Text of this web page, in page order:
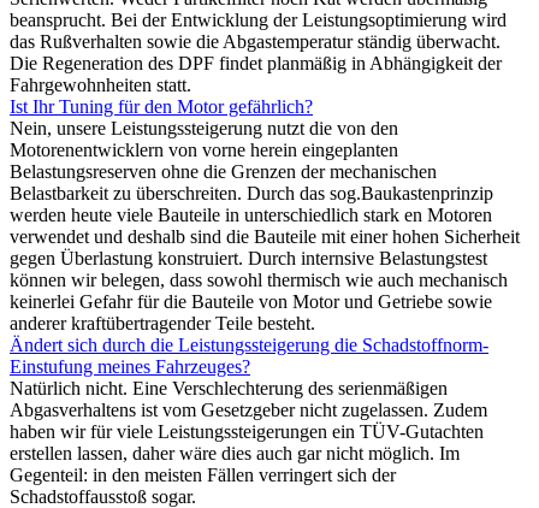
beansprucht. Bei der Entwicklung der Leistungsoptimierung wird
das Rußverhalten sowie die Abgastemperatur ständig überwacht.
Die Regeneration des DPF findet planmäßig in Abhängigkeit der
Fahrgewohnheiten statt.
Ist Ihr Tuning für den Motor gefährlich?
Nein, unsere Leistungssteigerung nutzt die von den
Motorenentwicklern von vorne herein eingeplanten
Belastungsreserven ohne die Grenzen der mechanischen
Belastbarkeit zu überschreiten. Durch das sog.Baukastenprinzip
werden heute viele Bauteile in unterschiedlich stark en Motoren
verwendet und deshalb sind die Bauteile mit einer hohen Sicherheit
gegen Überlastung konstruiert. Durch internsive Belastungstest
können wir belegen, dass sowohl thermisch wie auch mechanisch
keinerlei Gefahr für die Bauteile von Motor und Getriebe sowie
anderer kraftübertragender Teile besteht.
Ändert sich durch die Leistungssteigerung die Schadstoffnorm-
Einstufung meines Fahrzeuges?
Natürlich nicht. Eine Verschlechterung des serienmäßigen
Abgasverhaltens ist vom Gesetzgeber nicht zugelassen. Zudem
haben wir für viele Leistungssteigerungen ein TÜV-Gutachten
erstellen lassen, daher wäre dies auch gar nicht möglich. Im
Gegenteil: in den meisten Fällen verringert sich der
Schadstoffausstoß sogar.